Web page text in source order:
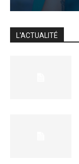
JE M'INSCRIS
L'ACTUALITÉ